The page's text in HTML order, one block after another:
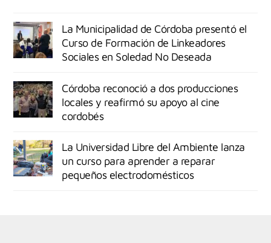
La Municipalidad de Córdoba presentó el
Curso de Formación de Linkeadores
Sociales en Soledad No Deseada
Córdoba reconoció a dos producciones
locales y reafirmó su apoyo al cine
cordobés
La Universidad Libre del Ambiente lanza
un curso para aprender a reparar
pequeños electrodomésticos